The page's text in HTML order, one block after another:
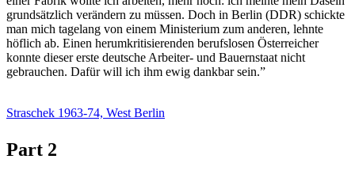
grundsätzlich verändern zu müssen. Doch in Berlin (DDR) schickte
man mich tagelang von einem Ministerium zum anderen, lehnte
höflich ab. Einen herumkritisierenden berufslosen Österreicher
konnte dieser erste deutsche Arbeiter- und Bauernstaat nicht
gebrauchen. Dafür will ich ihm ewig dankbar sein.”
Straschek 1963-74, West Berlin
Part 2